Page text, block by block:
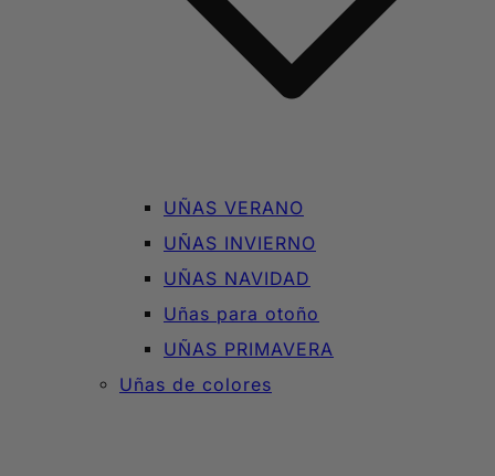
UÑAS VERANO
UÑAS INVIERNO
UÑAS NAVIDAD
Uñas para otoño
UÑAS PRIMAVERA
Uñas de colores